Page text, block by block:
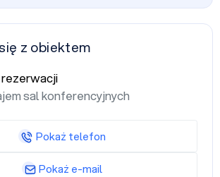
z obiektem
rezerwacji
sal konferencyjnych
Pokaż telefon
Pokaż e-mail